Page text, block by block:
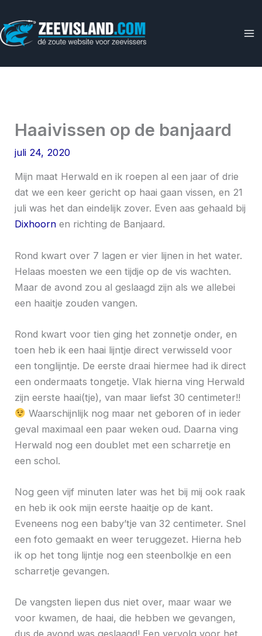
naar
de
Haaivissen op de banjaard
juli 24, 2020
Mijn maat Herwald en ik roepen al een jaar of drie
dat we een keer gericht op haai gaan vissen, en 21
juli was het dan eindelijk zover. Even aas gehaald bij
Dixhoorn en richting de Banjaard.
Rond kwart over 7 lagen er vier lijnen in het water.
Helaas moesten we een tijdje op de vis wachten.
Maar de avond zou al geslaagd zijn als we allebei
een haaitje zouden vangen.
Rond kwart voor tien ging het zonnetje onder, en
toen heb ik een haai lijntje direct verwisseld voor
een tonglijntje. De eerste draai hiermee had ik direct
een ondermaats tongetje. Vlak hierna ving Herwald
zijn eerste haai(tje), van maar liefst 30 centimeter!!
Waarschijnlijk nog maar net geboren of in ieder
geval maximaal een paar weken oud. Daarna ving
Herwald nog een doublet met een scharretje en
een schol.
Nog geen vijf minuten later was het bij mij ook raak
en heb ik ook mijn eerste haaitje op de kant.
Eveneens nog een baby’tje van 32 centimeter. Snel
een foto gemaakt en weer teruggezet. Hierna heb
ik op het tong lijntje nog een steenbolkje en een
scharretje gevangen.
De vangsten liepen dus niet over, maar waar we
voor kwamen, de haai, die hebben we gevangen,